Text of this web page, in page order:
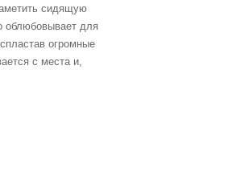
сидящую
облюбовывает для
огромные
с места и,